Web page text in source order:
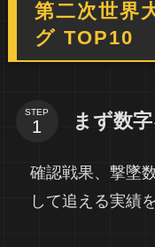
第二次世界
グ TOP10
STEP まず数
確認戦果、撃墜
して追える実績